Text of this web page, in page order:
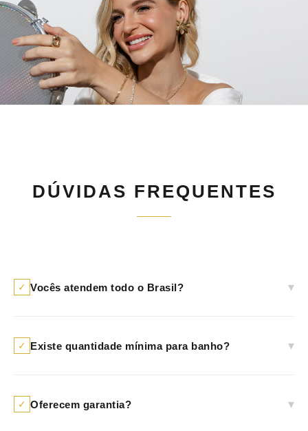
DÚVIDAS FREQUENTES
✓ Vocês atendem todo o Brasil? ▾
território nacional e também possuímos
✓ Existe quantidade mínima para banho? ▾
viabilidade técnica, trabalhamos com o mínimo
✓ Oferecem garantia? ▾